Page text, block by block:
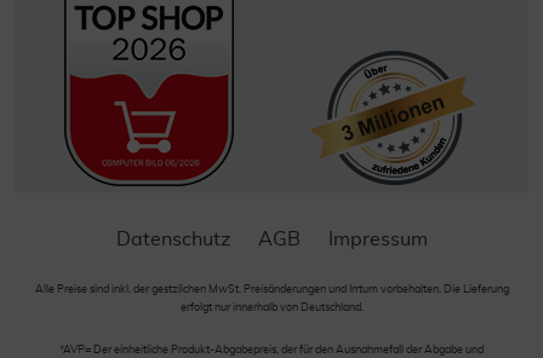
Datenschutz AGB Impressum
Alle Preise sind inkl. der gestzlichen MwSt. Preisänderungen und Irrtum vorbehalten. Die Lieferung
erfolgt nur innerhalb von Deutschland.
*AVP= Der einheitliche Produkt-Abgabepreis, der für den Ausnahmefall der Abgabe und